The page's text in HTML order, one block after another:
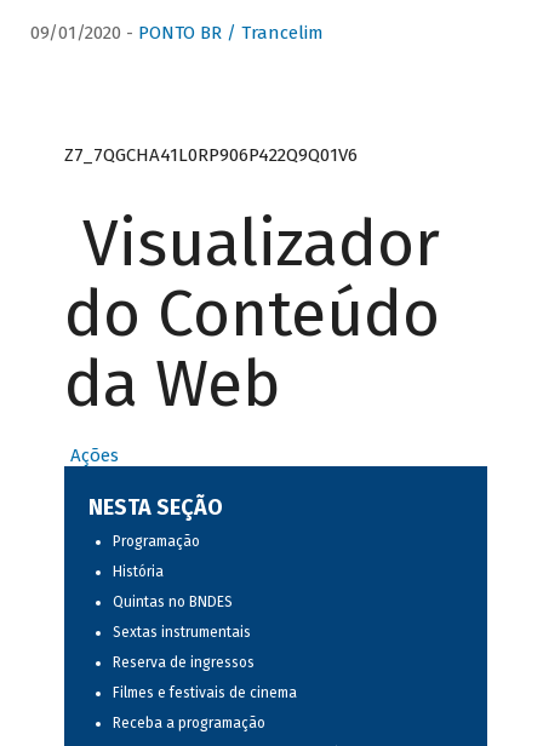
09/01/2020 - PONTO BR / Trancelim
Z7_7QGCHA41L0RP906P422Q9Q01V6
Visualizador
do Conteúdo
da Web
Ações
NESTA SEÇÃO
Programação
História
Quintas no BNDES
Sextas instrumentais
Reserva de ingressos
Filmes e festivais de cinema
Receba a programação